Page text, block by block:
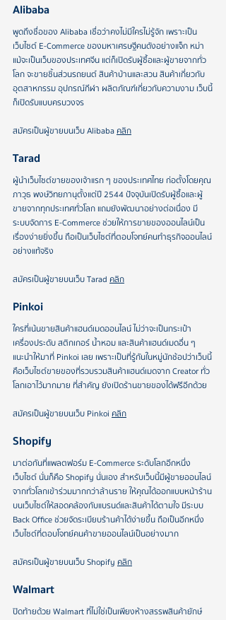
Alibaba
พูดถึงชื่อของ Alibaba เชื่อว่าคงไม่มีใครไม่รู้จัก เพราะเป็น
เว็บไซต์ E-Commerce ของมหาเศรษฐีคนดังอย่างแจ็ก หม่า
แม้จะเป็นเว็บของประเทศจีน แต่ก็เปิดรับผู้ซื้อและผู้ขายจากทั่ว
โลก จะขายชิ้นส่วนรถยนต์ สินค้าบ้านและสวน สินค้าเกี่ยวกับ
อุตสาหกรรม อุปกรณ์กีฬา ผลิตภัณฑ์เกี่ยวกับความงาม เว็บนี้
ก็เปิดรับแบบครบวงจร
สมัครเป็นผู้ขายบนเว็บ Alibaba คลิก
Tarad
ผู้นำเว็บไซต์ขายของเจ้าแรก ๆ ของประเทศไทย ก่อตั้งโดยคุณ
ภาวุธ พงษ์วิทยภานุตั้งแต่ปี 2544 ปัจจุบันเปิดรับผู้ซื้อและผู้
ขายจากทุกประเทศทั่วโลก แถมยังพัฒนาอย่างต่อเนื่อง มี
ระบบจัดการ E-Commerce ช่วยให้การขายของออนไลน์เป็น
เรื่องง่ายยิ่งขึ้น ถือเป็นเว็บไซต์ที่ตอบโจทย์คนทำธุรกิจออนไลน์
อย่างแท้จริง
สมัครเป็นผู้ขายบนเว็บ Tarad คลิก
Pinkoi
ใครที่เน้นขายสินค้าแฮนด์เมดออนไลน์ ไม่ว่าจะเป็นกระเป๋า
เครื่องประดับ สติกเกอร์ น้ำหอม และสินค้าแฮนด์เมดอื่น ๆ
แนะนำให้มาที่ Pinkoi เลย เพราะเป็นที่รู้กันในหมู่นักช้อปว่าเว็บนี้
คือเว็บไซต์ขายของที่รวบรวมสินค้าแฮนด์เมดจาก Creator ทั่ว
โลกเอาไว้มากมาย ที่สำคัญ ยังเปิดร้านขายของได้ฟรีอีกด้วย
สมัครเป็นผู้ขายบนเว็บ Pinkoi คลิก
Shopify
มาต่อกันที่แพลตฟอร์ม E-Commerce ระดับโลกอีกหนึ่ง
เว็บไซต์ นั่นก็คือ Shopify นั่นเอง สำหรับเว็บนี้มีผู้ขายออนไลน์
จากทั่วโลกเข้าร่วมมากกว่าล้านราย ให้คุณได้ออกแบบหน้าร้าน
บนเว็บไซต์ให้สอดคล้องกับแบรนด์และสินค้าได้ตามใจ มีระบบ
Back Office ช่วยจัดระเบียบร้านค้าได้ง่ายขึ้น ถือเป็นอีกหนึ่ง
เว็บไซต์ที่ตอบโจทย์คนค้าขายออนไลน์เป็นอย่างมาก
สมัครเป็นผู้ขายบนเว็บ Shopify คลิก
Walmart
ปิดท้ายด้วย Walmart ที่ไม่ใช่เป็นเพียงห้างสรรพสินค้ายักษ์